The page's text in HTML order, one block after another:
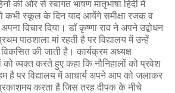
की ओर से स्वागत भाषण मातृभाषा हिंदी में
कभी स्कूल के दिन याद आयेंगे समीक्षा रजक व
विचार दिया। डॉ कृष्णा राव ने अपने उद्बोधन
पाठशाला मां रहती है पर विद्यालय में उन्हें
की जाती है। कार्यक्रम अध्यक्ष
व्यक्त करते हुए कहा कि नौनिहालों को प्रवेश
है पर विद्यालय में आचार्य अपने आप को जलाकर
करता है जिस तरह दीपक के नीचे